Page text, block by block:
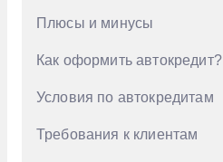
GAC
Geely
Genesis
Haval
Плюсы и минусы
Как оформить автокредит?
Условия по автокредитам
Требования к клиентам